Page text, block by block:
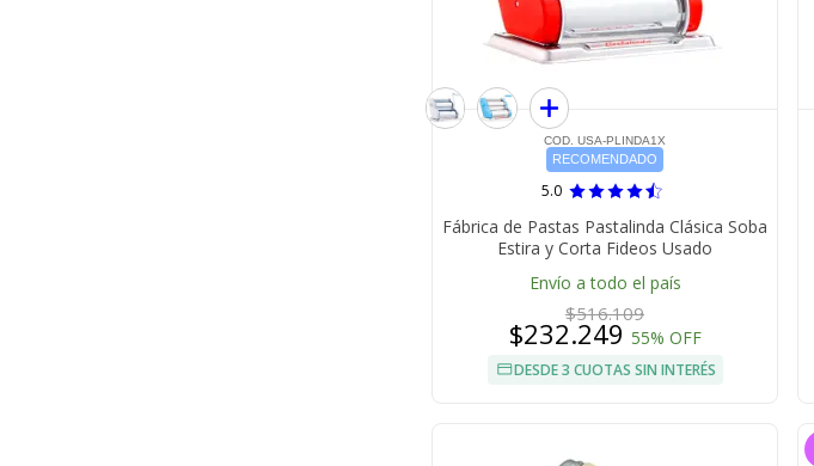
COD. USA-PLINDA1X
RECOMENDADO
5.0
Fábrica de Pastas Pastalinda Clásica Soba
Estira y Corta Fideos Usado
Envío a todo el país
$516.109
$232.249 55% OFF
DESDE 3 CUOTAS SIN INTERÉS